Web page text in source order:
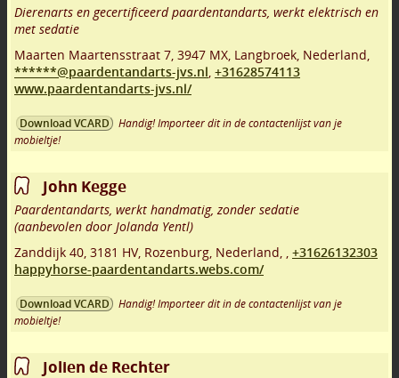
Dierenarts en gecertificeerd paardentandarts, werkt elektrisch en
met sedatie
Maarten Maartensstraat 7 3947 MX Langbroek Nederland,
******@paardentandarts-jvs.nl +31628574113
www.paardentandarts-jvs.nl/
Download VCARD
Handig! Importeer dit in de contactenlijst van je
mobieltje!
John Kegge
Paardentandarts, werkt handmatig, zonder sedatie
(aanbevolen door Jolanda Yentl)
Zanddijk 40 3181 HV, Rozenburg Nederland,
+31626132303
happyhorse-paardentandarts.webs.com/
Download VCARD
Handig! Importeer dit in de contactenlijst van je
mobieltje!
Jolien de Rechter